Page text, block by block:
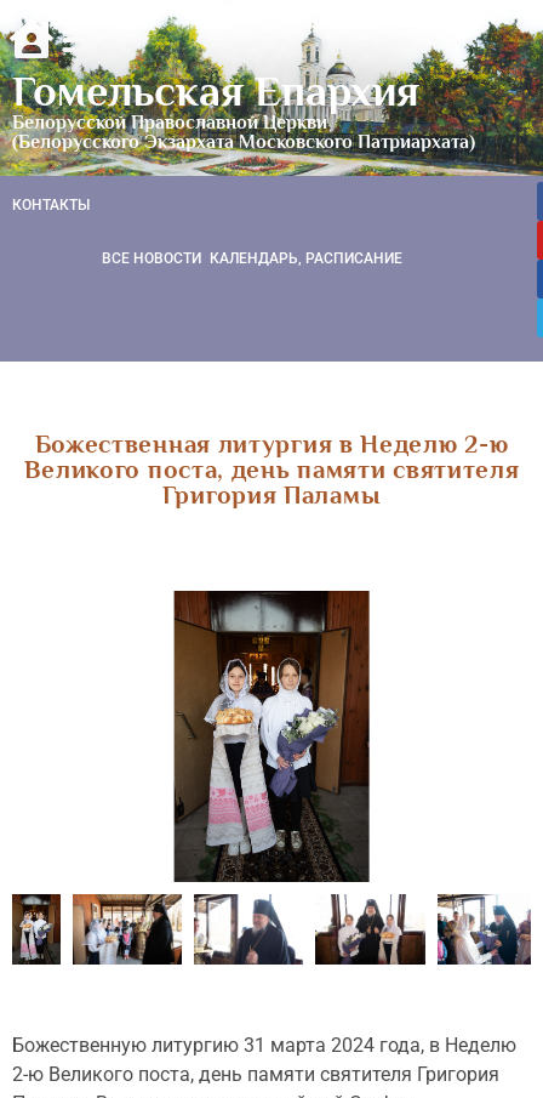
Гомельская Епархия
Белорусской Православной Церкви
(Белорусского Экзархата Московского Патриархата)
КОНТАКТЫ
ВСЕ НОВОСТИ КАЛЕНДАРЬ, РАСПИСАНИЕ
Божественная литургия в Неделю 2-ю
Великого поста, день памяти святителя
Григория Паламы
Божественную литургию 31 марта 2024 года, в Неделю
2-ю Великого поста, день памяти святителя Григория